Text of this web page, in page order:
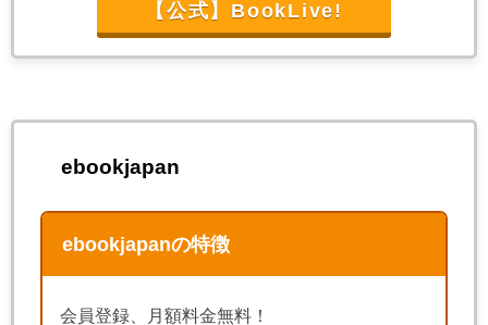
【公式】BookLive!
ebookjapan
ebookjapanの特徴
会員登録、月額料金無料！